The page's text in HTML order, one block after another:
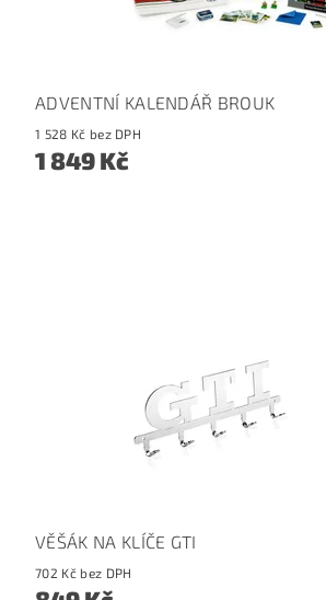
ADVENTNÍ KALENDÁŘ BROUK
1 528 Kč bez DPH
1 849 Kč
VĚŠÁK NA KLÍČE GTI
702 Kč bez DPH